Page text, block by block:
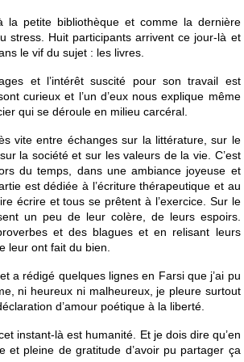
la petite bibliothèque et comme la dernière
stress. Huit participants arrivent ce jour-là et
le vif du sujet : les livres.
et l’intérêt suscité pour son travail est
curieux et l’un d’eux nous explique même
qui se déroule en milieu carcéral.
vite entre échanges sur la littérature, sur le
la société et sur les valeurs de la vie. C’est
du temps, dans une ambiance joyeuse et
est dédiée à l’écriture thérapeutique et au
écrire et tous se prêtent à l’exercice. Sur le
un peu de leur colère, de leurs espoirs.
et des blagues et en relisant leurs
leur ont fait du bien.
a rédigé quelques lignes en Farsi que j’ai pu
ni heureux ni malheureux, je pleure surtout
d’amour poétique à la liberté.
instant-là est humanité. Et je dois dire qu’en
et pleine de gratitude d’avoir pu partager ça